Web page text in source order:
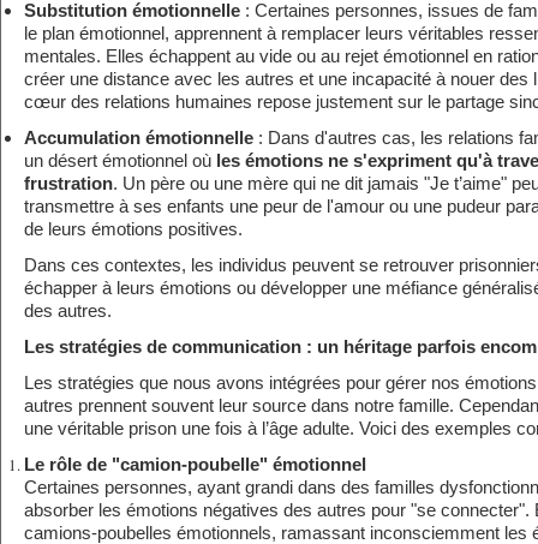
Substitution émotionnelle : Certaines personnes, issues de
le plan émotionnel, apprennent à remplacer leurs véritables
mentales. Elles échappent au vide ou au rejet émotionnel en
créer une distance avec les autres et une incapacité à nouer des
cœur des relations humaines repose justement sur le partage
Accumulation émotionnelle : Dans d'autres cas, les relations
un désert émotionnel où les émotions ne s'expriment qu'à
frustration. Un père ou une mère qui ne dit jamais "Je t’aime"
transmettre à ses enfants une peur de l'amour ou une pudeur
de leurs émotions positives.
Dans ces contextes, les individus peuvent se retrouver
échapper à leurs émotions ou développer une méfiance
des autres.
Les stratégies de communication : un héritage parfois
Les stratégies que nous avons intégrées pour gérer nos
autres prennent souvent leur source dans notre famille.
une véritable prison une fois à l’âge adulte. Voici des exemples
Le rôle de "camion-poubelle" émotionnel
Certaines personnes, ayant grandi dans des familles
absorber les émotions négatives des autres pour "se
camions-poubelles émotionnels, ramassant inconsciemment les